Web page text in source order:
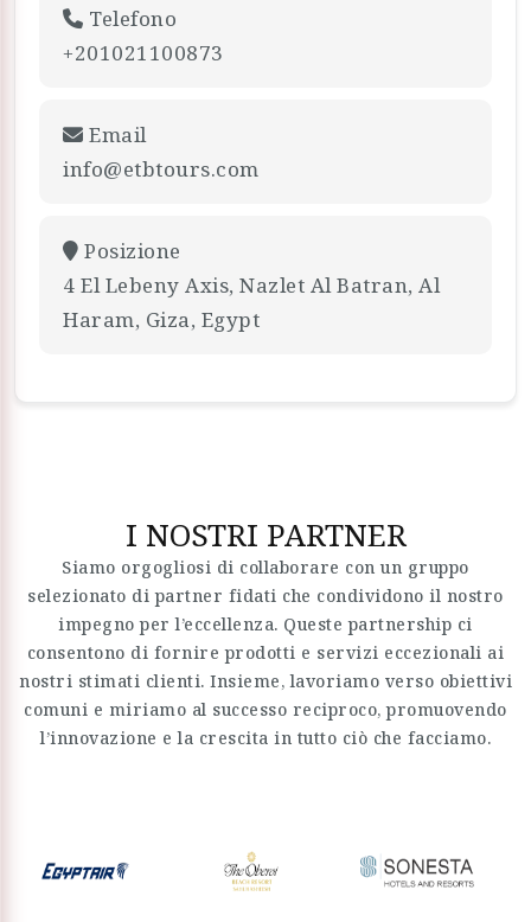
Telefono
+201021100873
Email
info@etbtours.com
Posizione
4 El Lebeny Axis, Nazlet Al Batran, Al
Haram, Giza, Egypt
I NOSTRI PARTNER
Siamo orgogliosi di collaborare con un gruppo
selezionato di partner fidati che condividono il nostro
impegno per l’eccellenza. Queste partnership ci
consentono di fornire prodotti e servizi eccezionali ai
nostri stimati clienti. Insieme, lavoriamo verso obiettivi
comuni e miriamo al successo reciproco, promuovendo
l’innovazione e la crescita in tutto ciò che facciamo.